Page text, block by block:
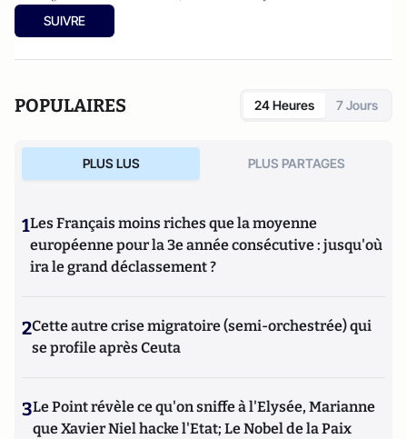
fatal quinquennat
SUIVRE
POPULAIRES 24 Heures 7 Jours
PLUS LUS PLUS PARTAGES
1Les Français moins riches que la moyenne
européenne pour la 3e année consécutive : jusqu'où
ira le grand déclassement ?
2Cette autre crise migratoire (semi-orchestrée) qui
se profile après Ceuta
3Le Point révèle ce qu'on sniffe à l'Elysée, Marianne
que Xavier Niel hacke l'Etat; Le Nobel de la Paix